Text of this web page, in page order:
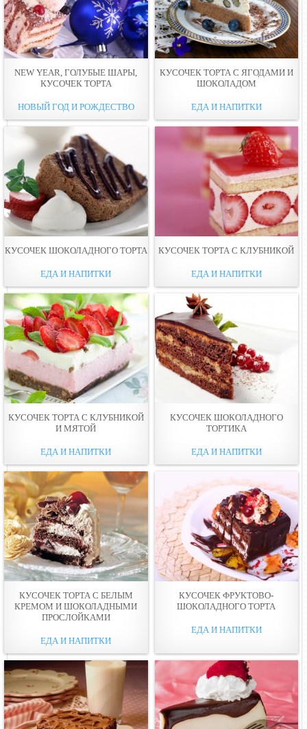
NEW YEAR, ГОЛУБЫЕ ШАРЫ,
КУСОЧЕК ТОРТА
НОВЫЙ ГОД И РОЖДЕСТВО
КУСОЧЕК ТОРТА С ЯГОДАМИ И
ШОКОЛАДОМ
ЕДА И НАПИТКИ
КУСОЧЕК ШОКОЛАДНОГО ТОРТА
ЕДА И НАПИТКИ
КУСОЧЕК ТОРТА С КЛУБНИКОЙ
ЕДА И НАПИТКИ
КУСОЧЕК ТОРТА С КЛУБНИКОЙ
И МЯТОЙ
ЕДА И НАПИТКИ
КУСОЧЕК ШОКОЛАДНОГО
ТОРТИКА
ЕДА И НАПИТКИ
КУСОЧЕК ТОРТА С БЕЛЫМ
КРЕМОМ И ШОКОЛАДНЫМИ
ПРОСЛОЙКАМИ
ЕДА И НАПИТКИ
КУСОЧЕК ФРУКТОВО-
ШОКОЛАДНОГО ТОРТА
ЕДА И НАПИТКИ